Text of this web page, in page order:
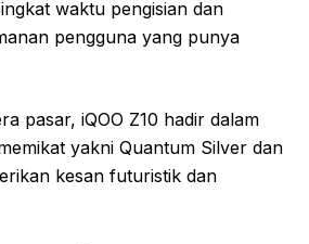
waktu pengisian dan
pengguna yang punya
pasar, iQOO Z10 hadir dalam
yakni Quantum Silver dan
kesan futuristik dan